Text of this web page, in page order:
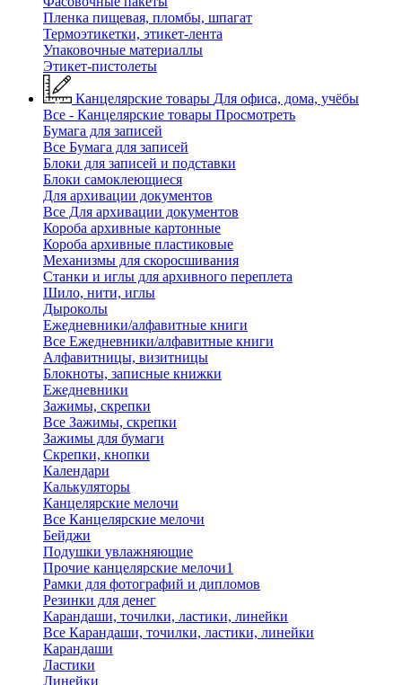
Пленка пищевая, пломбы, шпагат
Термоэтикетки, этикет-лента
Упаковочные материаллы
Этикет-пистолеты
Канцелярские товары Для офиса, дома, учёбы
Все - Канцелярские товары Просмотреть
Бумага для записей
Все Бумага для записей
Блоки для записей и подставки
Блоки самоклеющиеся
Для архивации документов
Все Для архивации документов
Короба архивные картонные
Короба архивные пластиковые
Механизмы для скоросшивания
Станки и иглы для архивного переплета
Шило, нити, иглы
Дыроколы
Ежедневники/алфавитные книги
Все Ежедневники/алфавитные книги
Алфавитницы, визитницы
Блокноты, записные книжки
Ежедневники
Зажимы, скрепки
Все Зажимы, скрепки
Зажимы для бумаги
Скрепки, кнопки
Календари
Калькуляторы
Канцелярские мелочи
Все Канцелярские мелочи
Бейджи
Подушки увлажняющие
Прочие канцелярские мелочи1
Рамки для фотографий и дипломов
Резинки для денег
Карандаши, точилки, ластики, линейки
Все Карандаши, точилки, ластики, линейки
Карандаши
Ластики
Линейки